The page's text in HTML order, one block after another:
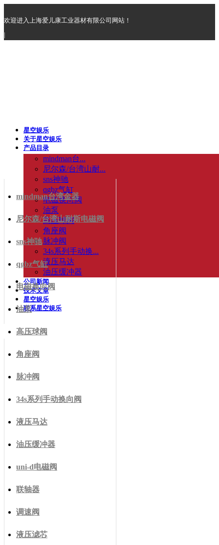
欢迎进入上海爱儿康工业器材有限公司网站！
|
星空娱乐
关于星空娱乐
产品目录
mindman台...
尼尔森/台湾山耐...
sns神驰
qgbz气缸
电磁换向阀
油泵
高压球阀
角座阀
脉冲阀
34s系列手动换...
液压马达
油压缓冲器
公司新闻
技术文章
星空娱乐
联系星空娱乐
mindman台湾金器
尼尔森/台湾山耐斯电磁阀
sns神驰
qgbz气缸
电磁换向阀
油泵
高压球阀
角座阀
脉冲阀
34s系列手动换向阀
液压马达
油压缓冲器
uni-d电磁阀
联轴器
调速阀
液压滤芯